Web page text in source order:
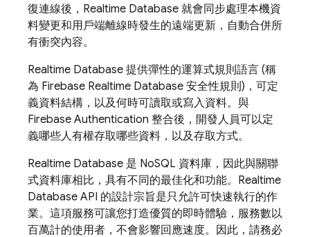
復連線後， Realtime Database 就會同步處理本機資
料變更和用戶端離線時發生的遠端更新，自動合併所
有衝突內容。
Realtime Database 提供彈性的運算式規則語言 (稱
為 Firebase Realtime Database 安全性規則)，可定
義資料結構，以及何時可讀取或寫入資料。與
Firebase Authentication 整合後，開發人員可以定
義哪些人有權存取哪些資料，以及存取方式。
Realtime Database 是 NoSQL 資料庫，因此與關聯
式資料庫相比，具有不同的最佳化和功能。 Realtime
Database API 的設計宗旨是只允許可快速執行的作
業。這項服務可讓您打造優質的即時體驗，服務數以
百萬計的使用者，不會影響回應速度。因此，請務必